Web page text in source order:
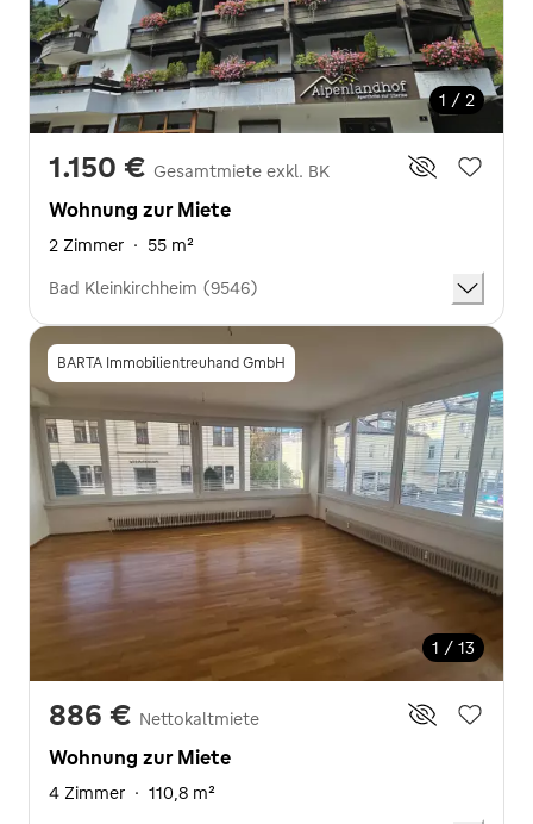
1 / 2
1.150 € Gesamtmiete exkl. BK
Wohnung zur Miete
2 Zimmer · 55 m²
Bad Kleinkirchheim (9546)
BARTA Immobilientreuhand GmbH
1 / 13
886 € Nettokaltmiete
Wohnung zur Miete
4 Zimmer · 110,8 m²